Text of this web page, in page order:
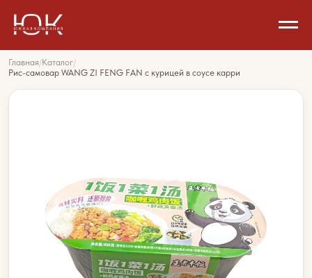
Главная/Каталог/
Рис-самовар WANG ZI FENG FAN с курицей в соусе карри